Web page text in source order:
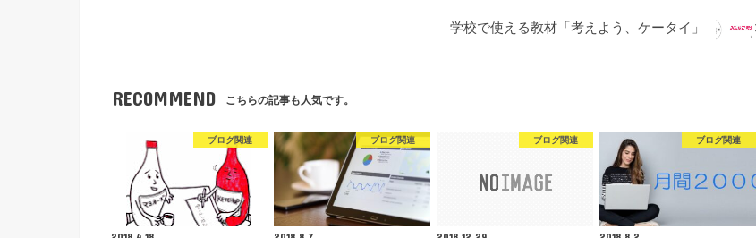
学校で使える教材「考えよう、ケータイ」
RECOMMEND こちらの記事も人気です。
ブログ関連 ブログ関連 ブログ関連 ブログ関連